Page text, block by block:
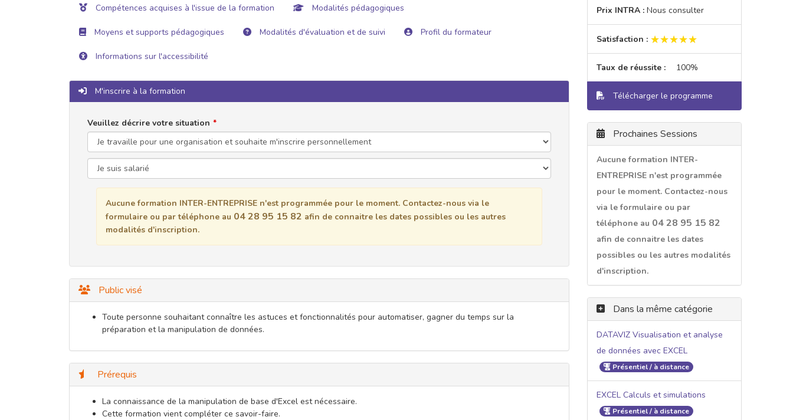
Compétences acquises à l'issue de la formation Modalités pédagogiques
Moyens et supports pédagogiques Modalités d'évaluation et de suivi Profil du formateur
Informations sur l'accessibilité
M'inscrire à la formation
Veuillez décrire votre situation
Aucune formation INTER-ENTREPRISE n'est programmée pour le moment. Contactez-nous via le
formulaire ou par téléphone au 04 28 95 15 82 afin de connaitre les dates possibles ou les autres
modalités d'inscription.
Public visé
Toute personne souhaitant connaître les astuces et fonctionnalités pour automatiser, gagner du temps sur la
préparation et la manipulation de données.
Prérequis
La connaissance de la manipulation de base d'Excel est nécessaire.
Cette formation vient compléter ce savoir-faire.
Prix INTRA :Nous consulter
Satisfaction : ★★★★★
★★★★★
Taux de réussite : 100%
Télécharger le programme
Prochaines Sessions
Aucune formation INTER-
ENTREPRISE n'est programmée
pour le moment. Contactez-nous
via le formulaire ou par
téléphone au 04 28 95 15 82
afin de connaitre les dates
possibles ou les autres modalités
d'inscription.
Dans la même catégorie
DATAVIZ Visualisation et analyse
de données avec EXCEL
Présentiel / à distance
EXCEL Calculs et simulations
Présentiel / à distance